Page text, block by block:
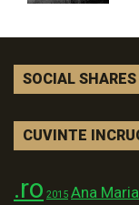
SOCIAL SHARES
CUVINTE
.ro 2015 Ana